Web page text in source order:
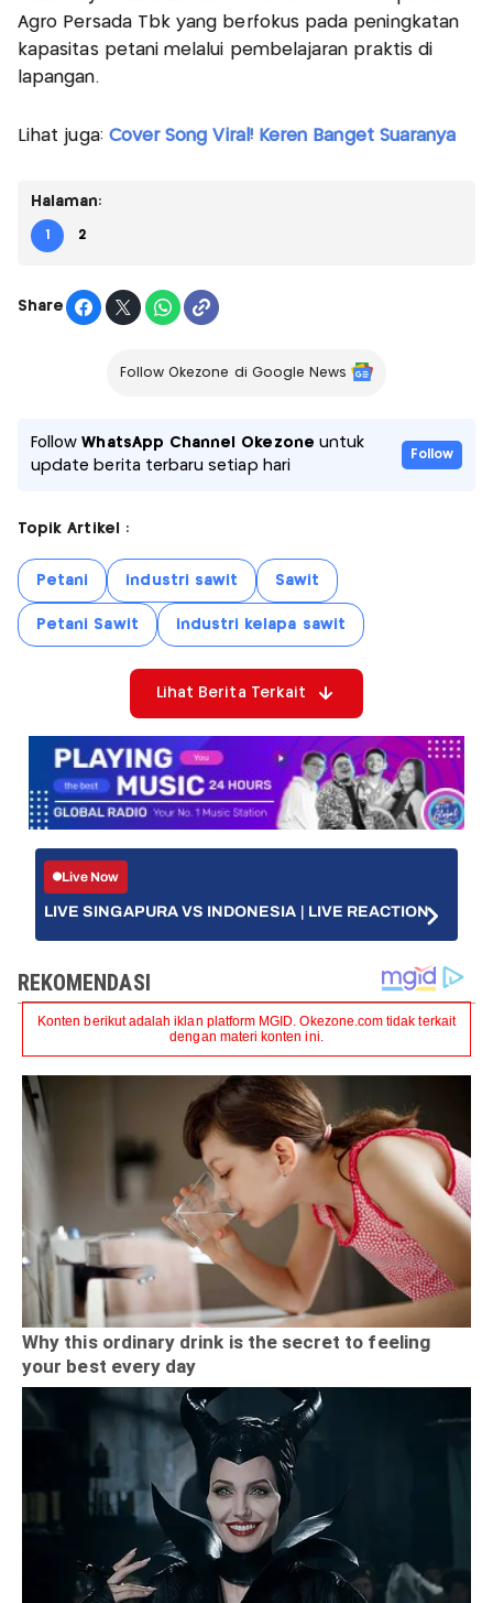
Agro Persada Tbk yang berfokus pada peningkatan
kapasitas petani melalui pembelajaran praktis di
lapangan.
Lihat juga: Cover Song Viral! Keren Banget Suaranya
Halaman:
1 2
Share
Follow Okezone di Google News
FollowWhatsApp Channel Okezone untuk
update berita terbaru setiap hari
Follow
Topik Artikel :
Petani industri sawit Sawit
Petani Sawit industri kelapa sawit
Lihat Berita Terkait
Live Now
LIVE SINGAPURA VS INDONESIA | LIVE REACTION